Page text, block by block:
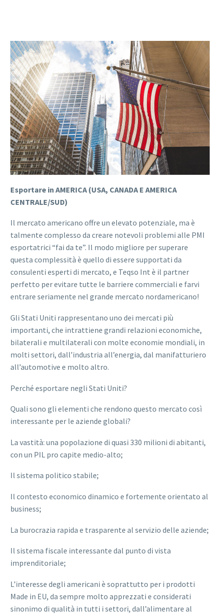
Italiano
Esportare in AMERICA (USA, CANADA E AMERICA
CENTRALE/SUD)
Il mercato americano offre un elevato potenziale, ma è
talmente complesso da creare notevoli problemi alle PMI
esportatrici “fai da te”. Il modo migliore per superare
questa complessità è quello di essere supportati da
consulenti esperti di mercato, e Teqso Int è il partner
perfetto per evitare tutte le barriere commerciali e farvi
entrare seriamente nel grande mercato nordamericano!
Gli Stati Uniti rappresentano uno dei mercati più
importanti, che intrattiene grandi relazioni economiche,
bilaterali e multilaterali con molte economie mondiali, in
molti settori, dall’industria all’energia, dal manifatturiero
all’automotive e molto altro.
Perché esportare negli Stati Uniti?
Quali sono gli elementi che rendono questo mercato così
interessante per le aziende globali?
La vastità: una popolazione di quasi 330 milioni di abitanti,
con un PIL pro capite medio-alto;
Il sistema politico stabile;
Il contesto economico dinamico e fortemente orientato al
business;
La burocrazia rapida e trasparente al servizio delle aziende;
Il sistema fiscale interessante dal punto di vista
imprenditoriale;
L’interesse degli americani è soprattutto per i prodotti
Made in EU, da sempre molto apprezzati e considerati
sinonimo di qualità in tutti i settori, dall’alimentare al